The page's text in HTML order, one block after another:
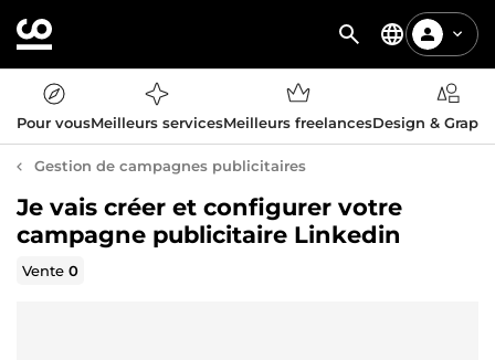
Pour vousMeilleurs servicesMeilleurs freelancesDesign &
Gestion de campagnes publicitaires
Je vais créer et configurer votre
campagne publicitaire Linkedin
Vente0